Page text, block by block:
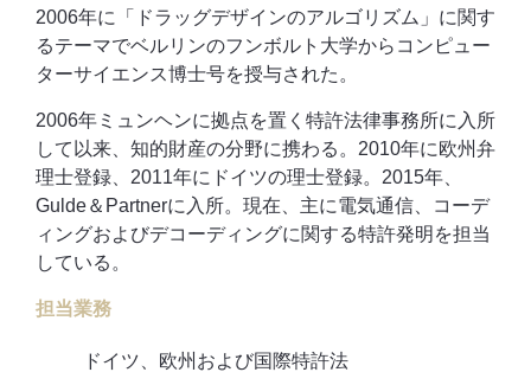
2006年に「ドラッグデザインのアルゴリズム」に関す
るテーマでベルリンのフンボルト大学からコンピュー
ターサイエンス博士号を授与された。
2006年ミュンヘンに拠点を置く特許法律事務所に入所
して以来、知的財産の分野に携わる。2010年に欧州弁
理士登録、2011年にドイツの理士登録。2015年、
Gulde＆Partnerに入所。現在、主に電気通信、コーデ
ィングおよびデコーディングに関する特許発明を担当
している。
担当業務
ドイツ、欧州および国際特許法